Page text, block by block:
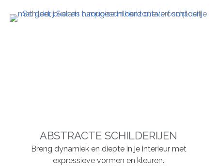
ABSTRACTE SCHILDERIJEN
Breng dynamiek en diepte in je interieur met
expressieve vormen en kleuren.